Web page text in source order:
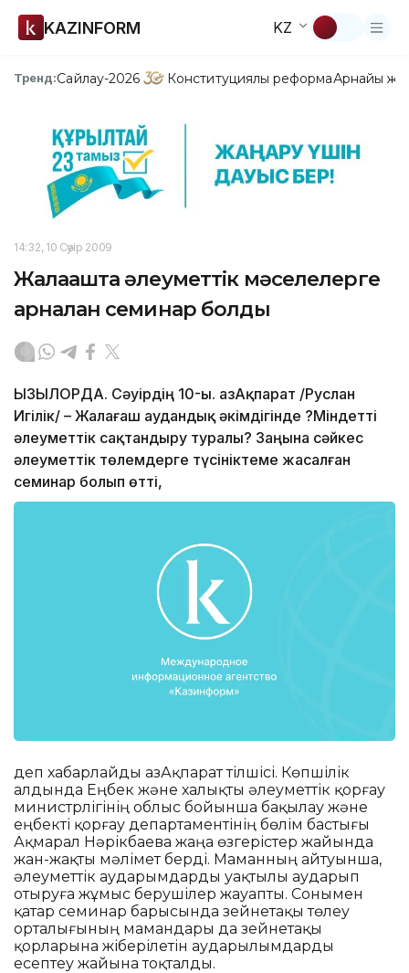
KAZINFORM KZ
Тренд:Сайлау-2026 Конституциялық реформаАрнайы
14:32, 10 Сәуір 2009
Жалағашта әлеуметтік мәселелерге
арналған семинар болды
ҚЫЗЫЛОРДА. Сәуірдің 10-ы. ҚазАқпарат /Руслан
Игілік/ – Жалағаш аудандық әкімдігінде ?Міндетті
әлеуметтік сақтандыру туралы? Заңына сәйкес
әлеуметтік төлемдерге түсініктеме жасалған
семинар болып өтті,
деп хабарлайды ҚазАқпарат тілшісі. Көпшілік
алдында Еңбек және халықты әлеуметтік қорғау
министрлігінің облыс бойынша бақылау және
еңбекті қорғау департаментінің бөлім бастығы
Ақмарал Нәрікбаева жаңа өзгерістер жайында
жан-жақты мәлімет берді. Маманның айтуынша,
әлеуметтік аударымдарды уақтылы аударып
отыруға жұмыс берушілер жауапты. Сонымен
қатар семинар барысында зейнетақы төлеу
орталығының мамандары да зейнетақы
қорларына жіберілетін аударылымдарды
есептеу жайына тоқталды.